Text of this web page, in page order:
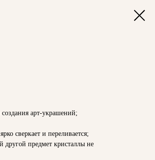
арт-украшений;
сверкает и переливается;
предмет кристаллы не